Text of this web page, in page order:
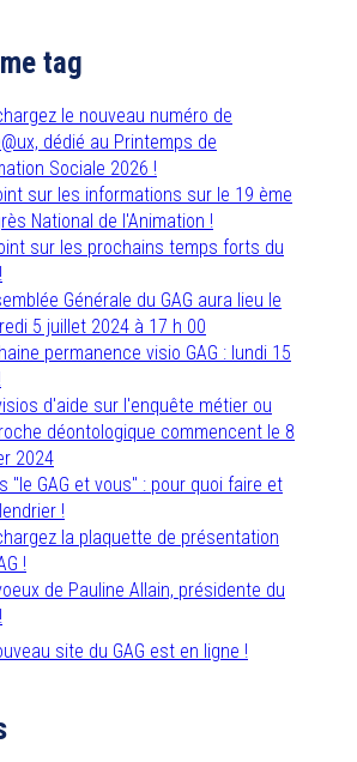
tag
le nouveau numéro de
dédié au Printemps de
Sociale 2026 !
sur les informations sur le 19 ème
National de l'Animation !
sur les prochains temps forts du
Générale du GAG aura lieu le
5 juillet 2024 à 17 h 00
permanence visio GAG : lundi 15
d'aide sur l'enquête métier ou
déontologique commencent le 8
2024
"le GAG et vous" : pour quoi faire et
!
la plaquette de présentation
!
de Pauline Allain, présidente du
site du GAG est en ligne !